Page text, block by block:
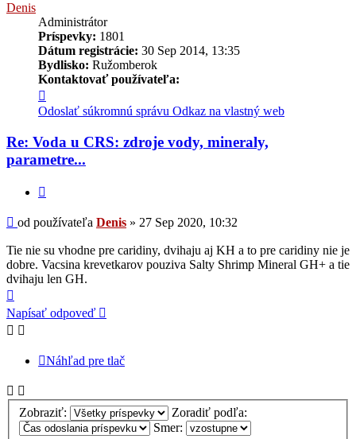
Denis
Administrátor
Príspevky: 1801
Dátum registrácie: 30 Sep 2014, 13:35
Bydlisko: Ružomberok
Kontaktovať používateľa:
informácie
používateľa
Denis
Odoslať súkromnú správu Odkaz na vlastný web
Re: Voda u CRS: zdroje vody, mineraly,
parametre...
Príspevok
od používateľa Denis » 27 Sep 2020, 10:32
Tie nie su vhodne pre caridiny, dvihaju aj KH a to pre caridiny nie je
dobre. Vacsina krevetkarov pouziva Salty Shrimp Mineral GH+ a tie
dvihaju len GH.
Napísať odpoveď
Náhľad pre tlač
Zobraziť:
Zoradiť podľa:
Smer: